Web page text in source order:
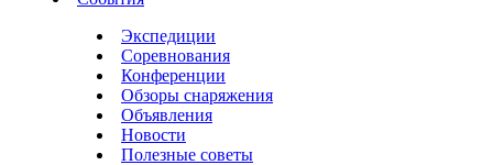
Экспедиции
Соревнования
Конференции
Обзоры снаряжения
Объявления
Новости
Полезные советы